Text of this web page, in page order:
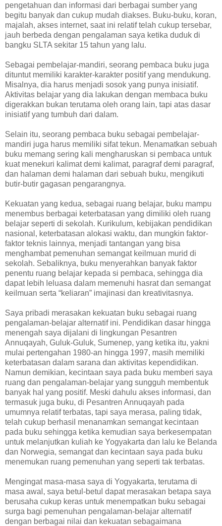
pengetahuan dan informasi dari berbagai sumber yang
begitu banyak dan cukup mudah diakses. Buku-buku, koran,
majalah, akses internet, saat ini relatif telah cukup tersebar,
jauh berbeda dengan pengalaman saya ketika duduk di
bangku SLTA sekitar 15 tahun yang lalu.
Sebagai pembelajar-mandiri, seorang pembaca buku juga
dituntut memiliki karakter-karakter positif yang mendukung.
Misalnya, dia harus menjadi sosok yang punya inisiatif.
Aktivitas belajar yang dia lakukan dengan membaca buku
digerakkan bukan terutama oleh orang lain, tapi atas dasar
inisiatif yang tumbuh dari dalam.
Selain itu, seorang pembaca buku sebagai pembelajar-
mandiri juga harus memiliki sifat tekun. Menamatkan sebuah
buku memang sering kali mengharuskan si pembaca untuk
kuat menekuri kalimat demi kalimat, paragraf demi paragraf,
dan halaman demi halaman dari sebuah buku, mengikuti
butir-butir gagasan pengarangnya.
Kekuatan yang kedua, sebagai ruang belajar, buku mampu
menembus berbagai keterbatasan yang dimiliki oleh ruang
belajar seperti di sekolah. Kurikulum, kebijakan pendidikan
nasional, keterbatasan alokasi waktu, dan mungkin faktor-
faktor teknis lainnya, menjadi tantangan yang bisa
menghambat pemenuhan semangat keilmuan murid di
sekolah. Sebaliknya, buku menyerahkan banyak faktor
penentu ruang belajar kepada si pembaca, sehingga dia
dapat lebih leluasa dalam memenuhi hasrat dan semangat
keilmuan serta “keliaran” imajinasi dan kreativitasnya.
Saya pribadi merasakan kekuatan buku sebagai ruang
pengalaman-belajar alternatif ini. Pendidikan dasar hingga
menengah saya dijalani di lingkungan Pesantren
Annuqayah, Guluk-Guluk, Sumenep, yang ketika itu, yakni
mulai pertengahan 1980-an hingga 1997, masih memiliki
keterbatasan dalam sarana dan aktivitas kependidikan.
Namun demikian, kecintaan saya pada buku memberi saya
ruang dan pengalaman-belajar yang sungguh membentuk
banyak hal yang positif. Meski dahulu akses informasi, dan
termasuk juga buku, di Pesantren Annuqayah pada
umumnya relatif terbatas, tapi saya merasa, paling tidak,
telah cukup berhasil menanamkan semangat kecintaan
pada buku sehingga ketika kemudian saya berkesempatan
untuk melanjutkan kuliah ke Yogyakarta dan lalu ke Belanda
dan Norwegia, semangat dan kecintaan saya pada buku
menemukan ruang pemenuhan yang seperti tak terbatas.
Mengingat masa-masa saya di Yogyakarta, terutama di
masa awal, saya betul-betul dapat merasakan betapa saya
berusaha cukup keras untuk menempatkan buku sebagai
surga bagi pemenuhan pengalaman-belajar alternatif
dengan berbagai nilai dan kekuatan sebagaimana